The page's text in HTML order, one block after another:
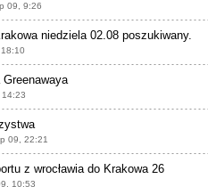
09, 9:26
niedziela 02.08 poszukiwany.
Greenawaya
09, 22:21
z wrocławia do Krakowa 26
10:53